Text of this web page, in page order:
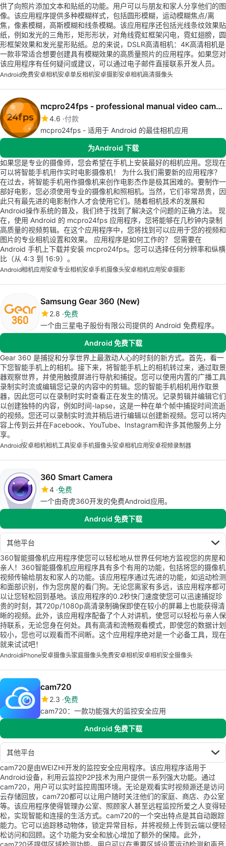
供了向照片添加文本和贴纸的功能。用户可以与朋友和家人分享他们的图
像。该应用程序提供多种模糊样式，包括圆形模糊，运动模糊焦点/离
焦，像素模糊，高斯模糊和线条模糊。该应用程序还包括光线条纹效果贴
纸，例如发光的三角形，矩形形状，对角线霓虹框架闪电，霓虹翅膀，圆
形框架效果和发光星形贴纸。总的来说，DSLR高清相机：4K高清相机是
一款非常适合想要创建具有模糊效果的高质量照片的应用程序。如果您对
该应用程序有任何疑问或建议，可以通过电子邮件直接联系开发人员。
Android免费安卓相机安卓单反相机安卓摄影安卓相机高清摄像头
mcpro24fps - professional manual video camera app
4.6 付款
mcpro24fps - 适用于 Android 的最佳相机应用
为Android 下载
如果您是专业的摄像师，您会希望在手机上安装最好的相机应用。您现在
可以将智能手机用作实时电影摄像机！ 为什么我们需要新的应用程序？
在过去，将智能手机用作摄像机来创作电影杰作是极其困难的。要制作一
部好电影，您必须使用专业的摄像机和照相机。当然，它们非常昂贵，因
此只有最先进的电影制作人才会使用它们。随着相机技术的发展和
Android操作系统的普及，我们终于找到了解决这个问题的正确方法。 现
在，使用 Android 的 mcpro24fps 应用程序，您将能够在几秒钟内录制
高质量的视频剪辑。在这个应用程序中，您将找到可以应用于您的视频和
图片的专业相机设置和效果。 应用程序是如何工作的？ 您需要在
Android 手机上下载并安装 mcpro24fps。您可以选择任何分辨率和纵横
比（从 4:3 到 16:9）。
Android相机应用安卓专业相机安卓手机摄像头安卓相机应用安卓摄影
Samsung Gear 360 (New)
2.8 免费
一个由三星电子股份有限公司提供的 Android 免费程序。
Android 免费下载
Gear 360 是捕捉和分享世界上最激动人心的时刻的新方式。首先，看一
下您智能手机上的相机。接下来，将智能手机上的相机转过来，通过取景
器观察世界，并使用触摸屏进行导航和捕捉。您可以使用内置的广播工具
录制实时流或编辑您记录的内容中的剪辑。您的智能手机相机用作取景
器，因此您可以在录制时实时查看正在发生的情况。记录剪辑并编辑它们
以创建独特的内容，例如时间-lapse，这是一种在单个帧中捕捉时间流逝
的视频。您还可以录制实时流并稍后进行编辑以创建新视频。您可以将内
容上传到云并在Facebook、YouTube、Instagram和许多其他服务上分
享。
Android安卓相机相机工具安卓手机摄像头安卓相机应用安卓视频录制器
360 Smart Camera
4 免费
一个由奇虎360开发的免费Android应用。
Android 免费下载
其他平台
360智能摄像机应用程序使您可以轻松地从世界任何地方监视您的房屋和
亲人！360智能摄像机应用程序具有多个有用的功能，包括将您的摄像机
视频传输给朋友和家人的功能。该应用程序通过先进的功能，如运动检测
和面部识别，作为您房屋的看门狗。无论您离家有多远，该应用程序都可
以让您轻松回到基地。该应用程序的0.2秒快门速度使您可以迅速捕捉珍
贵的时刻，其720p/1080p高清录制确保即使在较小的屏幕上也能获得清
晰的视频。此外，该应用程序配备了个人对讲机，使您可以轻松与亲人保
持联系，无论您身在何处。具有高清和流畅观看模式，即使您的数据计划
较小，您也可以观看而不间断。这个应用程序绝对是一个必备工具，现在
就来试试吧！
AndroidiPhone安卓摄像头家庭摄像头免费安卓相机安卓相机安全摄像头
cam720
2.3 免费
cam720：一款功能强大的监控安全应用
Android 免费下载
其他平台
cam720是由WEIZHI开发的监控安全应用程序。该应用程序适用于
Android设备，利用云监控P2P技术为用户提供一系列强大功能。通过
cam720，用户可以实时监控周围环境。无论是观看实时视频源还是访问
云存储回放，cam720都可以让用户随时关注他们的家庭、商店、办公室
等。该应用程序使得管理办公室、照顾家人甚至远程监控所爱之人变得轻
松，实现智能和连接的生活方式。cam720的一个突出特点是其自动跟踪
能力。它可以追踪移动物体，锁定异常目标，并将视频上传到云端以便轻
松访问和回顾。这个功能为安全和放心增加了额外的保障。此外，
cam720还提供区域检测功能。用户可以在重要区域设置运动检测和声音